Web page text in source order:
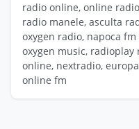
radio online, online
radio manele, asculta
oxygen radio, napoca
oxygen music,
online, nextradio,
online fm